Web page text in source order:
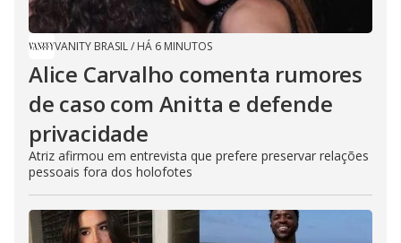
VANITY BRASIL/ HÁ 6 MINUTOS
Alice Carvalho comenta rumores
de caso com Anitta e defende
privacidade
Atriz afirmou em entrevista que prefere preservar relações
pessoais fora dos holofotes